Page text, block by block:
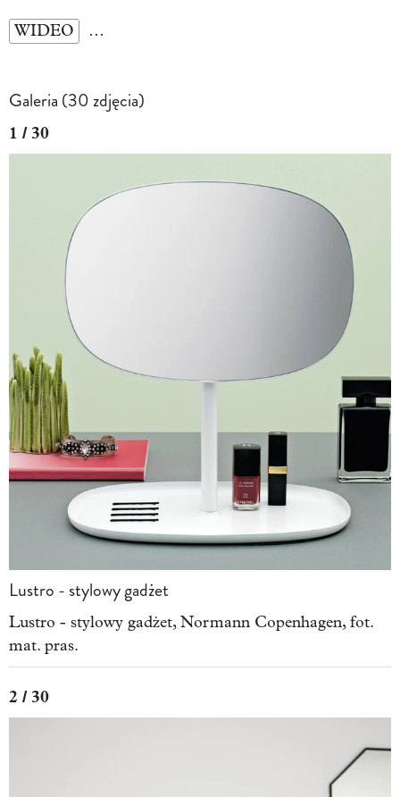
WIDEO …
Galeria (30 zdjęcia)
1 / 30
Lustro - stylowy gadżet
Lustro - stylowy gadżet, Normann Copenhagen, fot.
mat. pras.
2 / 30